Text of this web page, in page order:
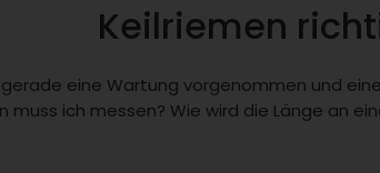
Keilriemen
eine Wartung vorgenommen und
muss ich messen? Wie wird die Länge an